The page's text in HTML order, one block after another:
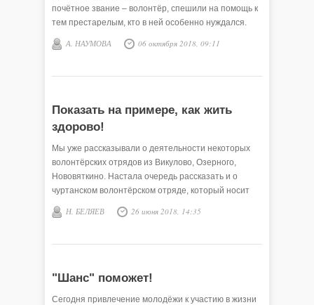
почётное звание – волонтёр, спешили на помощь к
тем престарелым, кто в ней особенно нуждался.
А. НАУМОВА 06 октября 2018, 09:11
Показать на примере, как жить
здорово!
Мы уже рассказывали о деятельности некоторых
волонтёрских отрядов из Викулово, Озерного,
Нововяткино. Настала очередь рассказать и о
чуртанском волонтёрском отряде, который носит
короткое и ёмкое название – «ЗОЖ».
Н. БЕЛЯЕВ 26 июня 2018, 14:35
"Шанс" поможет!
Сегодня привлечение молодёжи к участию в жизни